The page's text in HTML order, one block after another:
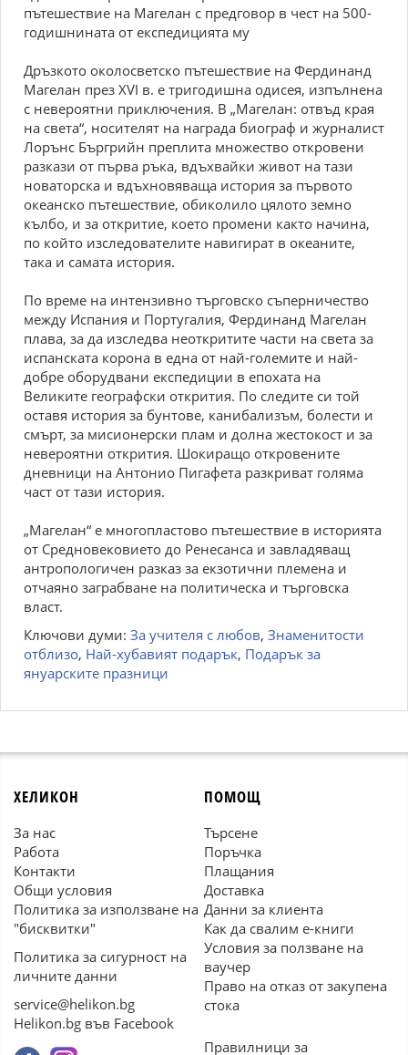
пътешествие на Магелан с предговор в чест на 500-
годишнината от експедицията му
Дръзкото околосветско пътешествие на Фердинанд
Магелан през XVI в. е тригодишна одисея, изпълнена
с невероятни приключения. В „Магелан: отвъд края
на света“, носителят на награда биограф и журналист
Лорънс Бъргрийн преплита множество откровени
разкази от първа ръка, вдъхвайки живот на тази
новаторска и вдъхновяваща история за първото
океанско пътешествие, обиколило цялото земно
кълбо, и за откритие, което промени както начина,
по който изследователите навигират в океаните,
така и самата история.
По време на интензивно търговско съперничество
между Испания и Португалия, Фердинанд Магелан
плава, за да изследва неоткритите части на света за
испанската корона в една от най-големите и най-
добре оборудвани експедиции в епохата на
Великите географски открития. По следите си той
оставя история за бунтове, канибализъм, болести и
смърт, за мисионерски плам и долна жестокост и за
невероятни открития. Шокиращо откровените
дневници на Антонио Пигафета разкриват голяма
част от тази история.
„Магелан“ е многопластово пътешествие в историята
от Средновековието до Ренесанса и завладяващ
антропологичен разказ за екзотични племена и
отчаяно заграбване на политическа и търговска
власт.
Ключови думи: За учителя с любов, Знаменитости
отблизо, Най-хубавият подарък, Подарък за
януарските празници
ХЕЛИКОН
За нас
Работа
Контакти
Общи условия
Политика за използване на
"бисквитки"
Политика за сигурност на
личните данни
service@helikon.bg
Helikon.bg във Facebook
ПОМОЩ
Търсене
Поръчка
Плащания
Доставка
Данни за клиента
Как да свалим е-книги
Условия за ползване на
ваучер
Право на отказ от закупена
стока
Правилници за